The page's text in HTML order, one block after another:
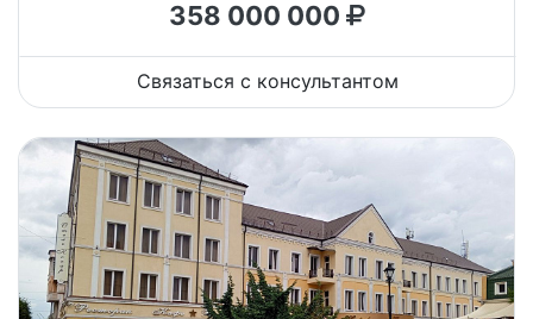
358 000 000
Связаться с консультантом